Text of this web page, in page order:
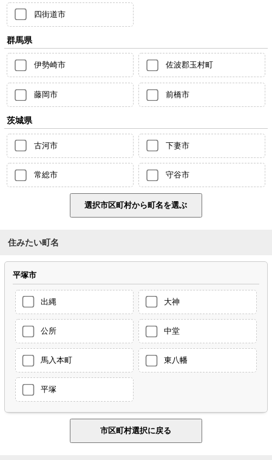
四街道市
群馬県
伊勢崎市 佐波郡玉村町
藤岡市 前橋市
茨城県
古河市 下妻市
常総市 守谷市
住みたい町名
平塚市
出縄 大神
公所 中堂
馬入本町 東八幡
平塚